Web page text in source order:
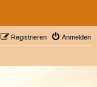
Anmelden
Registrieren